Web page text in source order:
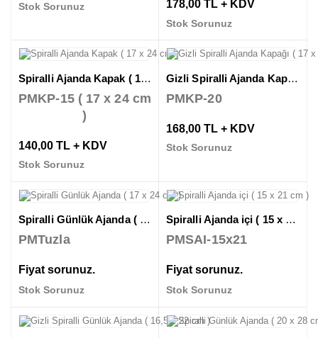
Stok Sorunuz 178,00 TL + KDV
Stok Sorunuz
Spiralli Ajanda Kapak ( 17 x 24 cm )
PMKP-15 ( 17 x 24 cm
)
140,00 TL + KDV
Stok Sorunuz
Gizli Spiralli Ajanda Kapağı ( 17 x 24 cm )
PMKP-20
168,00 TL + KDV
Stok Sorunuz
Spiralli Günlük Ajanda ( 17 x 24 cm )
PMTuzla
Fiyat sorunuz.
Stok Sorunuz
Spiralli Ajanda içi ( 15 x 21 cm )
PMSAI-15x21
Fiyat sorunuz.
Stok Sorunuz